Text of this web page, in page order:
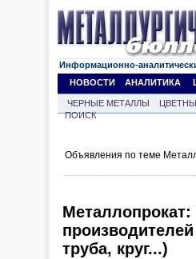
Информационно-
НОВОСТИ
АНАЛИТИКА
ЧЕРНЫЕ МЕТАЛЛЫ
ПОИСК
Объявления по теме
труба, круг...)